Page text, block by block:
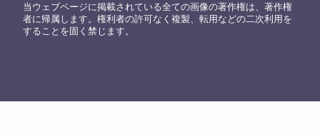
当ウェブページに掲載されている全ての画像の著作権は、著作権
者に帰属します。権利者の許可なく複製、転用などの二次利用を
することを固く禁じます。